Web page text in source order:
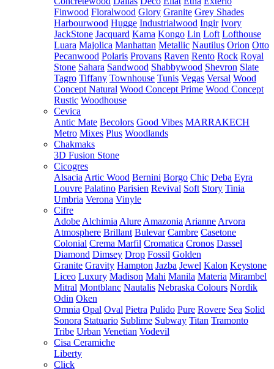
Finwood Floralwood Glory Granite Grey Shades
Harbourwood Hugge Industrialwood Ingir Ivory
JackStone Jacquard Kama Kongo Lin Loft Lofthouse
Luara Majolica Manhattan Metallic Nautilus Orion Otto
Pecanwood Polaris Provans Raven Rento Rock Royal
Stone Sahara Sandwood Shabbywood Shevron Slate
Tagro Tiffany Townhouse Tunis Vegas Versal Wood
Concept Natural Wood Concept Prime Wood Concept
Rustic Woodhouse
Cevica
Antic Mate Becolors Good Vibes MARRAKECH
Metro Mixes Plus Woodlands
Chakmaks
3D Fusion Stone
Cicogres
Alsacia Artic Wood Bernini Borgo Chic Deba Eyra
Louvre Palatino Parisien Revival Soft Story Tinia
Umbria Verona Vinyle
Cifre
Adobe Alchimia Alure Amazonia Arianne Arvora
Atmosphere Brillant Bulevar Cambre Casetone
Colonial Crema Marfil Cromatica Cronos Dassel
Diamond Dimsey Drop Fossil Golden
Granite Gravity Hampton Jazba Jewel Kalon Keystone
Liceo Luxury Madison Mahi Manila Materia Mirambel
Mitral Montblanc Nautalis Nebraska Colours Nordik
Odin Oken
Omnia Opal Oval Pietra Pulido Pure Rovere Sea Solid
Sonora Statuario Sublime Subway Titan Tramonto
Tribe Urban Venetian Vodevil
Cisa Ceramiche
Liberty
Click